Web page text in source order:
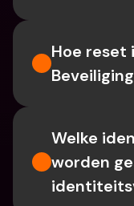
Hoe reset
Welke
worden